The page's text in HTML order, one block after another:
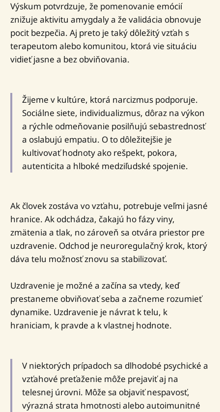
Výskum potvrdzuje, že pomenovanie emócií
znižuje aktivitu amygdaly a že validácia obnovuje
pocit bezpečia. Aj preto je taký dôležitý vzťah s
terapeutom alebo komunitou, ktorá vie situáciu
vidieť jasne a bez obviňovania.
Žijeme v kultúre, ktorá narcizmus podporuje.
Sociálne siete, individualizmus, dôraz na výkon
a rýchle odmeňovanie posilňujú sebastrednosť
a oslabujú empatiu. O to dôležitejšie je
kultivovať hodnoty ako rešpekt, pokora,
autenticita a hlboké medziľudské spojenie.
Ak človek zostáva vo vzťahu, potrebuje veľmi jasné
hranice. Ak odchádza, čakajú ho fázy viny,
zmätenia a tlak, no zároveň sa otvára priestor pre
uzdravenie. Odchod je neuroregulačný krok, ktorý
dáva telu možnosť znovu sa stabilizovať.
Uzdravenie je možné a začína sa vtedy, keď
prestaneme obviňovať seba a začneme rozumieť
dynamike. Uzdravenie je návrat k telu, k
hraniciam, k pravde a k vlastnej hodnote.
V niektorých prípadoch sa dlhodobé psychické a
vzťahové preťaženie môže prejaviť aj na
telesnej úrovni. Môže sa objaviť nespavosť,
výrazná strata hmotnosti alebo autoimunitné